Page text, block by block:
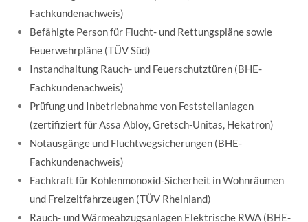
Fachkundenachweis)
Befähigte Person für Flucht- und Rettungspläne sowie
Feuerwehrpläne (TÜV Süd)
Instandhaltung Rauch- und Feuerschutztüren (BHE-
Fachkundenachweis)
Prüfung und Inbetriebnahme von Feststellanlagen
(zertifiziert für Assa Abloy, Gretsch-Unitas, Hekatron)
Notausgänge und Fluchtwegsicherungen (BHE-
Fachkundenachweis)
Fachkraft für Kohlenmonoxid-Sicherheit in Wohnräumen
und Freizeitfahrzeugen (TÜV Rheinland)
Rauch- und Wärmeabzugsanlagen Elektrische RWA (BHE-